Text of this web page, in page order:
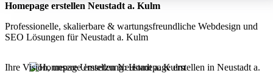
Homepage erstellen Neustadt a. Kulm
Professionelle, skalierbare & wartungsfreundliche Webdesign und
SEO Lösungen für Neustadt a. Kulm
Ihre Vision, unsere Umsetzung: Homepage erstellen in Neustadt a.